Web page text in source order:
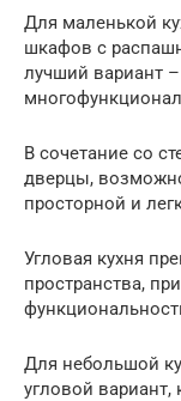
Для маленькой
шкафов с
лучший вариант
В сочетание со
дверцы,
просторной и
Угловая кухня
пространства,
Для небольшой
угловой